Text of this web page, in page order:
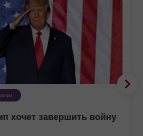
хочет завершить войну